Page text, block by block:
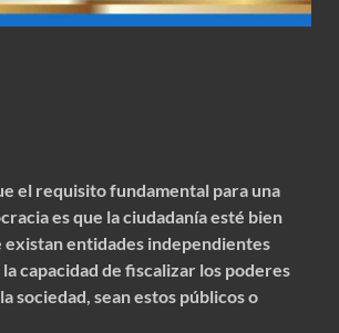
el requisito fundamental para una
es que la ciudadanía esté bien
existan entidades independientes
la capacidad de fiscalizar los poderes
sociedad, sean estos públicos o